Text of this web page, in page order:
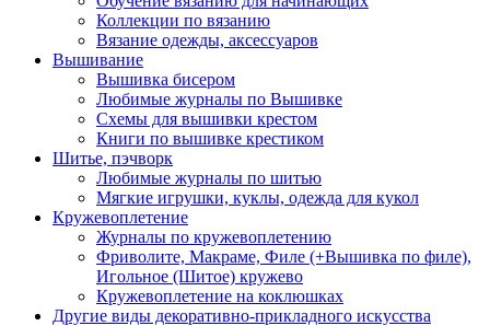
Коллекции по вязанию
Вязание одежды, аксессуаров
Вышивание
Вышивка бисером
Любимые журналы по Вышивке
Схемы для вышивки крестом
Книги по вышивке крестиком
Шитье, пэчворк
Любимые журналы по шитью
Мягкие игрушки, куклы, одежда для кукол
Кружевоплетение
Журналы по кружевоплетению
Фриволите, Макраме, Филе (+Вышивка по филе),
Игольное (Шитое) кружево
Кружевоплетение на коклюшках
Другие виды декоративно-прикладного искусства